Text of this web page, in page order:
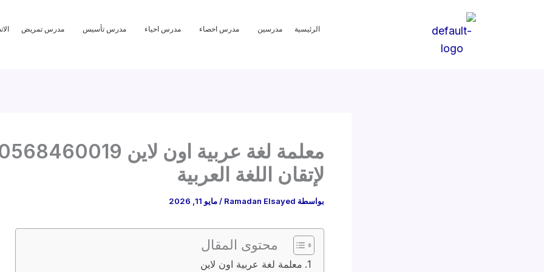
الرئيسية مدرسين مدرس احصاء مدرس احياء مدرس تأسيس مدرس تمريض
معلمة لغة عربية اون لاين
لإتقان اللغة العربية
بواسطة Ramadan Elsayed
/مايو 11, 2026
محتوى المقال
معلمة لغة عربية اون لاين